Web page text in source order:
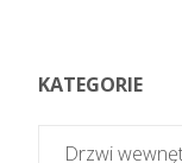
KATEGORIE